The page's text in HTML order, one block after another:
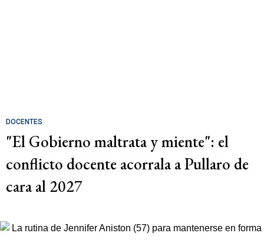
DOCENTES
"El Gobierno maltrata y miente": el
conflicto docente acorrala a Pullaro de
cara al 2027